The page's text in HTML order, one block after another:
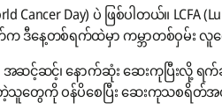
Day) ပဲ ဖြစ်ပါတယ်။ LCFA
နေ့တစ်ရက်ထဲမှာ ကမ္ဘာတစ်ဝှမ်း လူ
ဆင့်၊ နောက်ဆုံး ဆေးကုပြီးလို့ ရက်
ကို ဝန်ပိစေပြီး ဆေးကုသစရိတ်အ